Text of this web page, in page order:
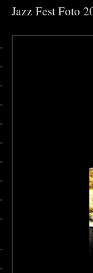
Jazz Fest Foto